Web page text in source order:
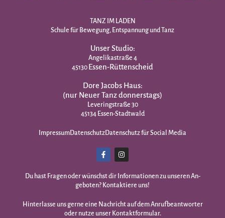
TANZ IM LADEN
Schule für Bewegung, Entspannung und Tanz
Unser Studio:
Angelikastraße 4
45130 Essen-Rüttenscheid
Dore Jacobs Haus:
(nur Neuer Tanz donnerstags)
Leveringstraße 30
45134 Essen-Stadtwald
ImpressumDatenschutzDatenschutz für Social Media
Du hast Fragen oder wünschst dir Infor­mationen zu unseren An­
geboten? Kontaktiere uns!
Hinterlasse uns gerne eine Nachricht auf dem Anrufbeantworter
oder nutze unser Kontaktformular.